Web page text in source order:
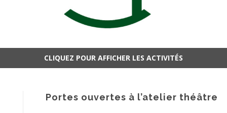
CLIQUEZ POUR AFFICHER LES ACTIVITÉS
Portes ouvertes à l’atelier théâtre